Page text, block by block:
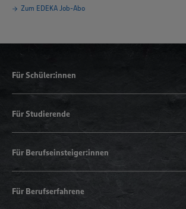
Zum EDEKA Job-Abo
Für Schüler:innen
Für Studierende
Für Berufseinsteiger:innen
Für Berufserfahrene